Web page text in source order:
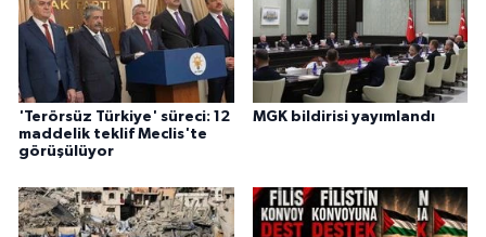
'Terörsüz Türkiye' süreci: 12
maddelik teklif Meclis'te
görüşülüyor
MGK bildirisi yayımlandı